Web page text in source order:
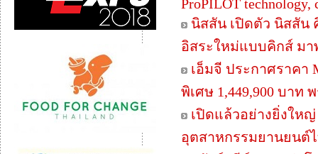
ProPILOT
นิสสัน เปิดตัว นิสสัน
อิสระใหม่แบบคิกส์ ม
เอ็มจี ประกาศราคา
พิเศษ 1,449,900 บาท
เปิดแล้วอย่างยิ่งให
อุตสาหกรรมยานยนต์